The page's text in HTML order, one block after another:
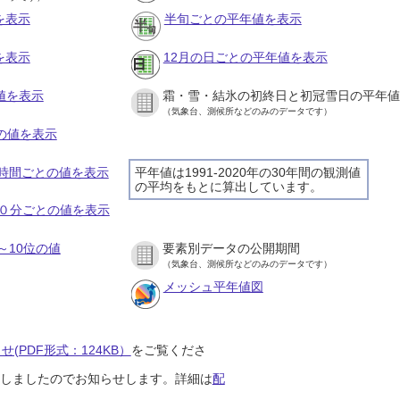
表示 半旬ごとの平年値を表示
表示 12月の日ごとの平年値を表示
を表示 霜・雪・結氷の初終日と初冠雪日の平年
（気象台、測候所などのみのデータです）
値を表示
平年値は1991-2020年の30年間の観測値
の平均をもとに算出しています。
間ごとの値を表示
分ごとの値を表示
10位の値 要素別データの公開期間
（気象台、測候所などのみのデータです）
メッシュ平年値図
(PDF形式：124KB） をご覧くださ
ましたのでお知らせします。詳細は配